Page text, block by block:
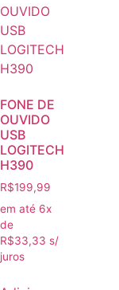
FONE DE
OUVIDO
USB
LOGITECH
H390
R$199,99
em até 6x
de
R$33,33 s/
juros